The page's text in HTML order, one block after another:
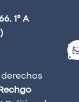
1° A
Rechgo